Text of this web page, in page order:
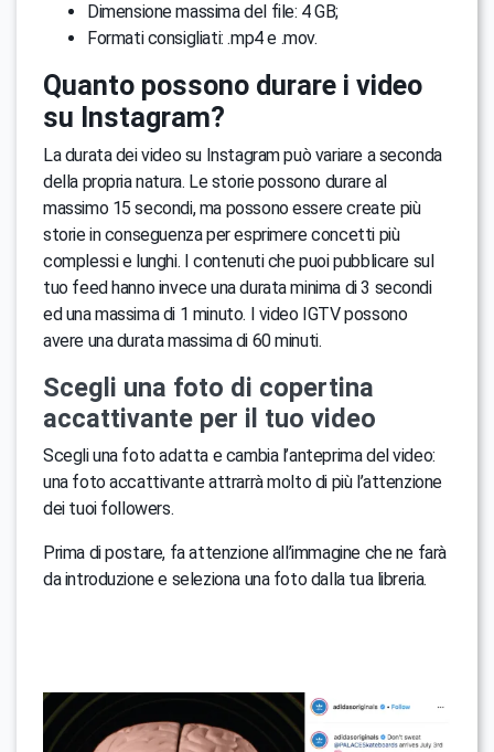
Dimensione massima del file: 4 GB;
Formati consigliati: .mp4 e .mov.
Quanto possono durare i video
su Instagram?
La durata dei video su Instagram può variare a seconda
della propria natura. Le storie possono durare al
massimo 15 secondi, ma possono essere create più
storie in conseguenza per esprimere concetti più
complessi e lunghi. I contenuti che puoi pubblicare sul
tuo feed hanno invece una durata minima di 3 secondi
ed una massima di 1 minuto. I video IGTV possono
avere una durata massima di 60 minuti.
Scegli una foto di copertina
accattivante per il tuo video
Scegli una foto adatta e cambia l’anteprima del video:
una foto accattivante attrarrà molto di più l’attenzione
dei tuoi followers.
Prima di postare, fa attenzione all’immagine che ne farà
da introduzione e seleziona una foto dalla tua libreria.